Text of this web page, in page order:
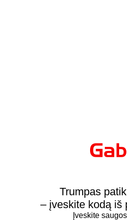
Trumpas
– įveskite kodą iš
Įveskite